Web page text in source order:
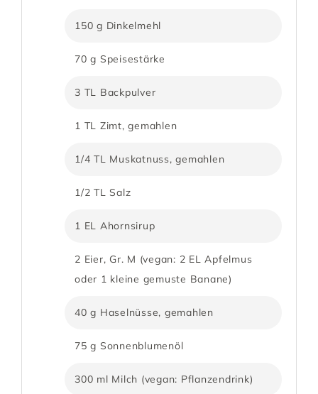
150 g Dinkelmehl
70 g Speisestärke
3 TL Backpulver
1 TL Zimt, gemahlen
1/4 TL Muskatnuss, gemahlen
1/2 TL Salz
1 EL Ahornsirup
2 Eier, Gr. M (vegan: 2 EL Apfelmus
oder 1 kleine gemuste Banane)
40 g Haselnüsse, gemahlen
75 g Sonnenblumenöl
300 ml Milch (vegan: Pflanzendrink)